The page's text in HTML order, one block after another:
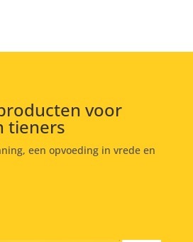
voor
tieners
een opvoeding in vrede en